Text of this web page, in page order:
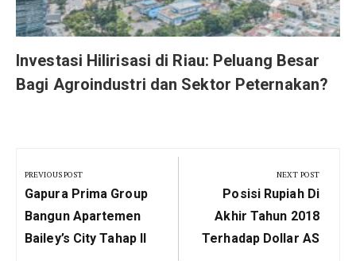
Investasi Hilirisasi di Riau: Peluang Besar
Bagi Agroindustri dan Sektor Peternakan?
pos
PREVIOUS POST
Previous
Post:
Gapura Prima Group
Bangun Apartemen
Bailey’s City Tahap II
NEXT POST
Next
Post:
Posisi Rupiah Di
Akhir Tahun 2018
Terhadap Dollar AS